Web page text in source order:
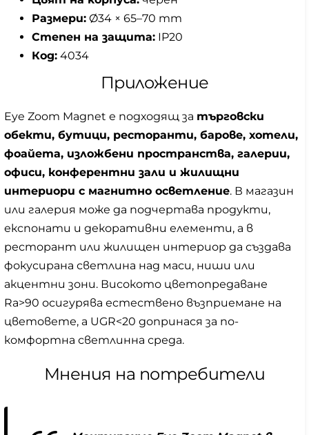
Размери: Ø34 × 65–70 mm
Степен на защита: IP20
Код: 4034
Приложение
Eye Zoom Magnet е подходящ за търговски
обекти, бутици, ресторанти, барове, хотели,
фоайета, изложбени пространства, галерии,
офиси, конферентни зали и жилищни
интериори с магнитно осветление. В магазин
или галерия може да подчертава продукти,
експонати и декоративни елементи, а в
ресторант или жилищен интериор да създава
фокусирана светлина над маси, ниши или
акцентни зони. Високото цветопредаване
Ra>90 осигурява естествено възприемане на
цветовете, а UGR<20 допринася за по-
комфортна светлинна среда.
Мнения на потребители